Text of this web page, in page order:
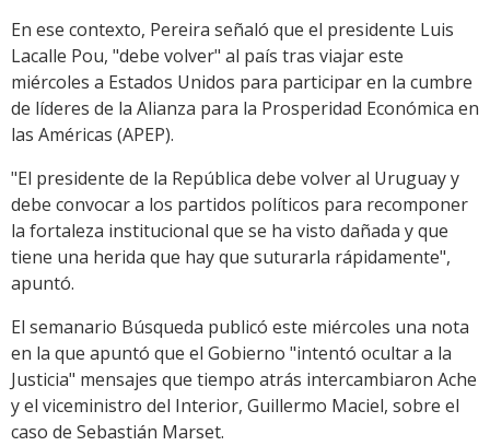
En ese contexto, Pereira señaló que el presidente Luis
Lacalle Pou, "debe volver" al país tras viajar este
miércoles a Estados Unidos para participar en la cumbre
de líderes de la Alianza para la Prosperidad Económica en
las Américas (APEP).
"El presidente de la República debe volver al Uruguay y
debe convocar a los partidos políticos para recomponer
la fortaleza institucional que se ha visto dañada y que
tiene una herida que hay que suturarla rápidamente",
apuntó.
El semanario Búsqueda publicó este miércoles una nota
en la que apuntó que el Gobierno "intentó ocultar a la
Justicia" mensajes que tiempo atrás intercambiaron Ache
y el viceministro del Interior, Guillermo Maciel, sobre el
caso de Sebastián Marset.